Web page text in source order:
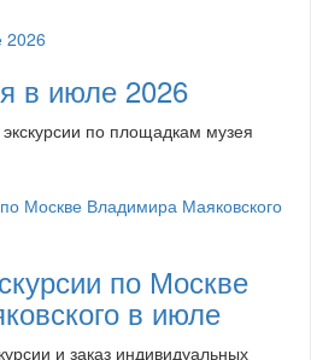
в июле 2026
по площадкам музея
по Москве
в июле
и заказ индивидуальных